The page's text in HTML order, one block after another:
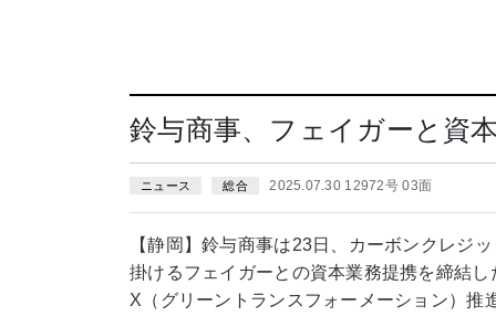
鈴与商事、フェイガーと資
ニュース 総合 2025.07.30 12972号 03面
【静岡】鈴与商事は23日、カーボンクレジ
掛けるフェイガーとの資本業務提携を締結
X（グリーントランスフォーメーション）